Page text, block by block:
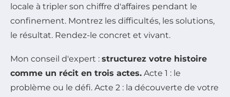
locale à tripler son chiffre d'affaires pendant le
confinement. Montrez les difficultés, les solutions,
le résultat. Rendez-le concret et vivant.
Mon conseil d'expert : structurez votre histoire
comme un récit en trois actes. Acte 1 : le
problème ou le défi. Acte 2 : la découverte de votre